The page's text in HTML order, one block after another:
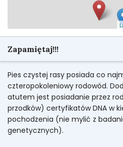
Zapamiętaj!!!
Pies czystej rasy posiada co
czteropokoleniowy rodowód.
atutem jest posiadanie przez
przodków) certyfikatów DNA w
pochodzenia (nie mylić z
genetycznych).